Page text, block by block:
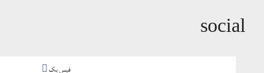
social
فیس بک